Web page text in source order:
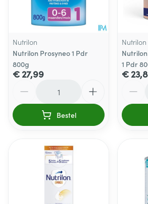
Nutrilon
Nutrilon Prosyneo 1 Pdr
800g
€ 27,99
Bestel
Nutrilon
1 Pdr
€